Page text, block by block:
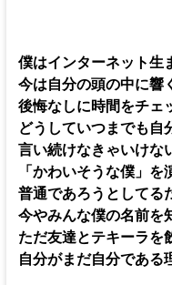
僕はインターネット生
今は自分の頭の中に響
後悔なしに時間をチェ
どうしていつまでも自
言い続けなきゃいけな
「かわいそうな僕」
普通であろうとしてる
今やみんな僕の名前を
ただ友達とテキーラを
自分がまだ自分である